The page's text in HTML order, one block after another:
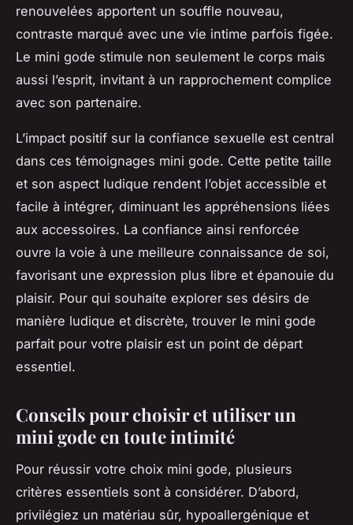
renouvelées apportent un souffle nouveau,
contraste marqué avec une vie intime parfois figée.
Le mini gode stimule non seulement le corps mais
aussi l’esprit, invitant à un rapprochement complice
avec son partenaire.
L’impact positif sur la confiance sexuelle est central
dans ces témoignages mini gode. Cette petite taille
et son aspect ludique rendent l’objet accessible et
facile à intégrer, diminuant les appréhensions liées
aux accessoires. La confiance ainsi renforcée
ouvre la voie à une meilleure connaissance de soi,
favorisant une expression plus libre et épanouie du
plaisir. Pour qui souhaite explorer ses désirs de
manière ludique et discrète, trouver le mini gode
parfait pour votre plaisir est un point de départ
essentiel.
Conseils pour choisir et utiliser un
mini gode en toute intimité
Pour réussir votre choix mini gode, plusieurs
critères essentiels sont à considérer. D’abord,
privilégiez un matériau sûr, hypoallergénique et